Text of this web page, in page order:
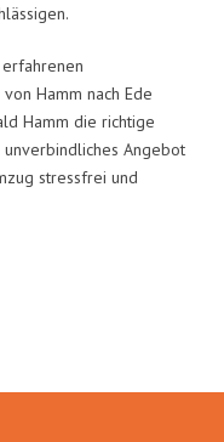
Hamm nach Ede
Hamm die richtige
unverbindliches Angebot
stressfrei und